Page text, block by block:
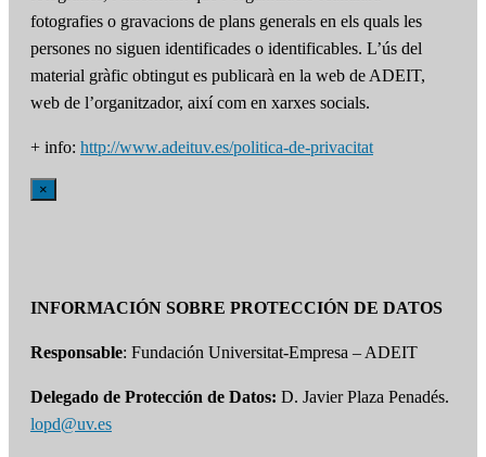
fotografies o gravacions de plans generals en els quals les
persones no siguen identificades o identificables. L’ús del
material gràfic obtingut es publicarà en la web de ADEIT,
web de l’organitzador, així com en xarxes socials.
+ info: http://www.adeituv.es/politica-de-privacitat
×
INFORMACIÓN SOBRE PROTECCIÓN DE DATOS
Responsable: Fundación Universitat-Empresa – ADEIT
Delegado de Protección de Datos: D. Javier Plaza Penadés.
lopd@uv.es